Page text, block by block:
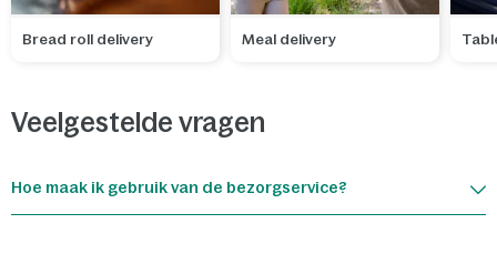
Bread roll delivery Meal delivery
Veelgestelde vragen
Hoe maak ik gebruik van de bezorgservice?